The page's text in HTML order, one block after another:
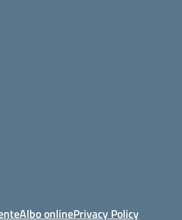
Albo onlinePrivacy Policy